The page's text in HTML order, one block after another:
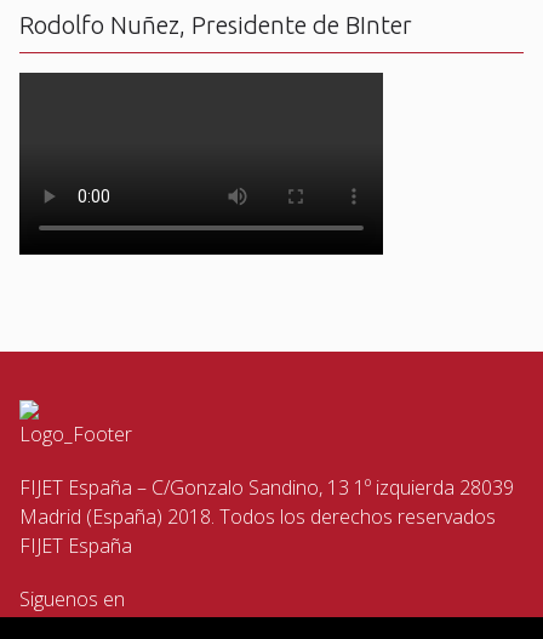
Rodolfo Nuñez, Presidente de BInter
FIJET España – C/Gonzalo Sandino, 13 1º izquierda 28039
Madrid (España) 2018. Todos los derechos reservados
FIJET España
Siguenos en